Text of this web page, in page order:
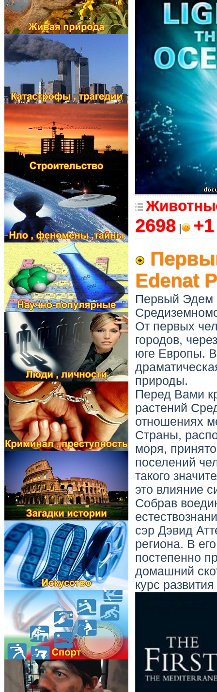
2698|
Edenat
Первый Эдем
От первых
городов,
юге Европы.
природы.
Перед Вами
растений
отношениях
Страны,
моря,
поселений
такого
это влияние
Собрав
сэр Дэвид
региона. В
постепенно
домашний
курс